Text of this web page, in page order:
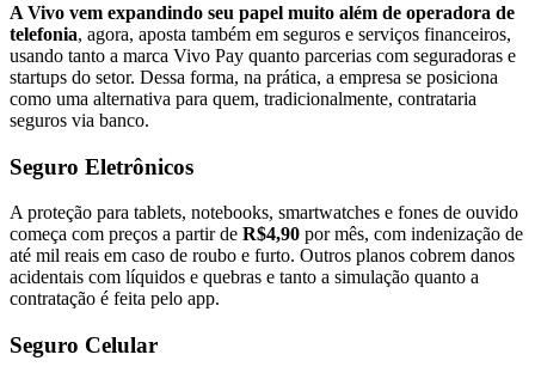
A Vivo vem expandindo seu papel muito além de operadora de
telefonia, agora, aposta também em seguros e serviços financeiros,
usando tanto a marca Vivo Pay quanto parcerias com seguradoras e
startups do setor. Dessa forma, na prática, a empresa se posiciona
como uma alternativa para quem, tradicionalmente, contrataria
seguros via banco.
Seguro Eletrônicos
A proteção para tablets, notebooks, smartwatches e fones de ouvido
começa com preços a partir de R$4,90 por mês, com indenização de
até mil reais em caso de roubo e furto. Outros planos cobrem danos
acidentais com líquidos e quebras e tanto a simulação quanto a
contratação é feita pelo app.
Seguro Celular